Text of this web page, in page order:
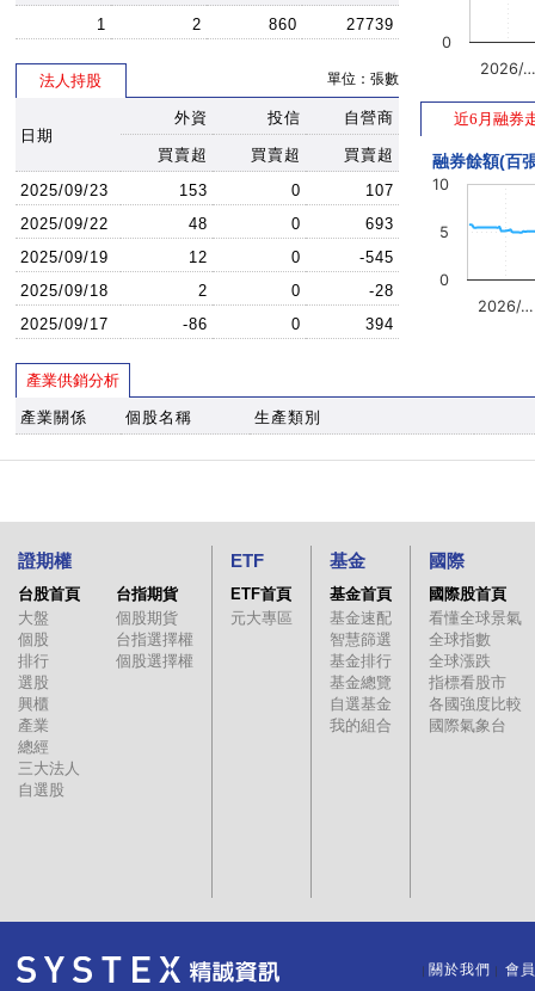
1
2 860 27739
法人持股 單位：張數
日期
外資 投信 自營商
買賣超 買賣超
買賣超
2025/09/23
153 0
107
2025/09/22
48 0
693
2025/09/19
12 0
-545
2025/09/18
2 0
-28
2025/09/17
-86 0 394
2026/
0
近6月融券
融券餘額(百
2026/…
0
5
10
產業供銷分析
產業關係 個股名稱 生產類別
證期權
台股首頁
大盤
個股
排行
選股
興櫃
產業
總經
三大法人
自選股
台指期貨
個股期貨
台指選擇權
個股選擇權
ETF
ETF首頁
元大專區
基金
基金首頁
基金速配
智慧篩選
基金排行
基金總覽
自選基金
我的組合
國際
國際股首頁
看懂全球景氣
全球指數
全球漲跌
指標看股市
各國強度比較
國際氣象台
關於我們 會